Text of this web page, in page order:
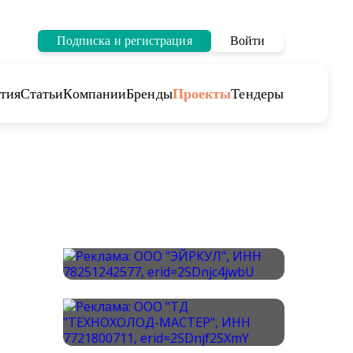
Подписка и регистрация Войти
СтатьиКомпанииБрендыПроектыТендеры